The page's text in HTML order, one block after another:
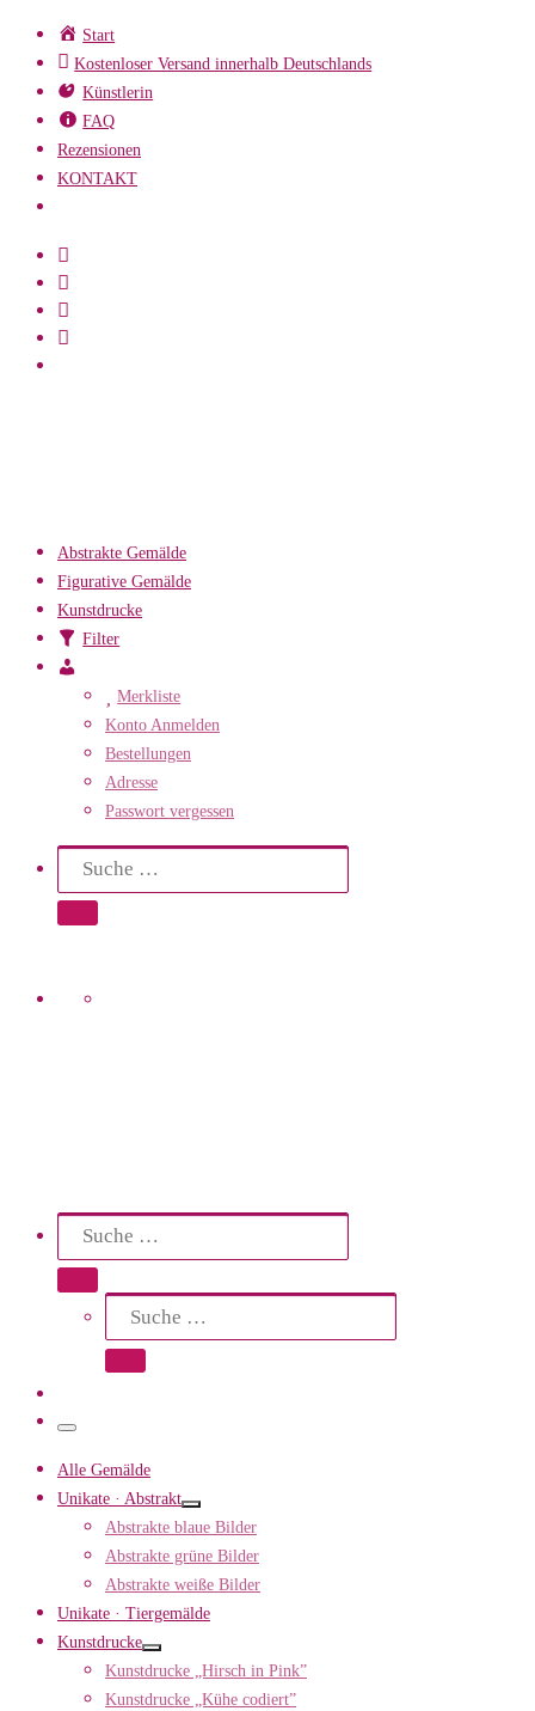
Zum
Inhalt
springen
Start
Kostenloser Versand innerhalb Deutschlands
Künstlerin
FAQ
Rezensionen
KONTAKT
Abstrakte Gemälde
Figurative Gemälde
Kunstdrucke
Filter
KontoMerkliste
Konto Anmelden
Bestellungen
Adresse
Passwort vergessen
Search
Suche
Suche …
Search
Suche
Suche …
Suche
Suche …
Menü
Alle Gemälde
Unikate · Abstrakt
Abstrakte blaue Bilder
Abstrakte grüne Bilder
Abstrakte weiße Bilder
Unikate · Tiergemälde
Kunstdrucke
Kunstdrucke „Hirsch in Pink”
Kunstdrucke „Kühe codiert”